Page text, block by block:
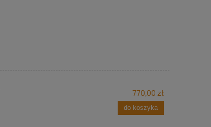
770,00 zł
do koszyka